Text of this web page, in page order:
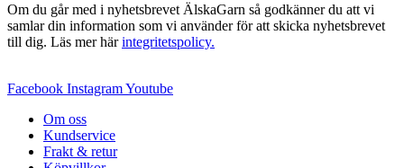
Om du går med i nyhetsbrevet ÄlskaGarn så godkänner du att vi
samlar din information som vi använder för att skicka nyhetsbrevet
till dig. Läs mer härintegritetspolicy.
Facebook InstagramYoutube
Om oss
Kundservice
Frakt & retur